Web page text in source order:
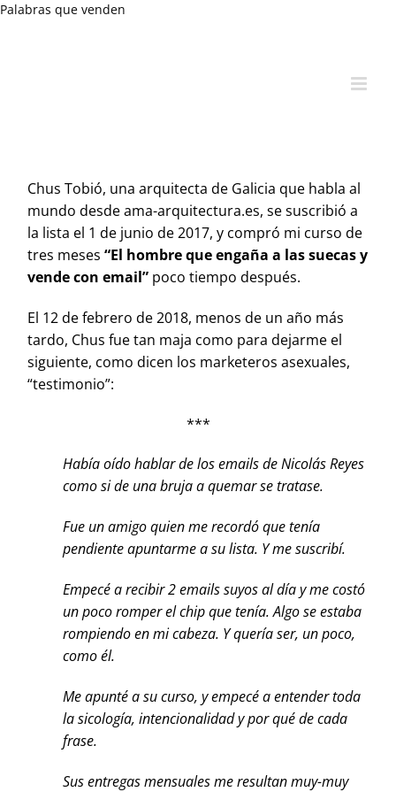
Palabras que venden
Chus Tobió, una arquitecta de Galicia que habla al
mundo desde ama-arquitectura.es, se suscribió a
la lista el 1 de junio de 2017, y compró mi curso de
tres meses “El hombre que engaña a las suecas y
vende con email” poco tiempo después.
El 12 de febrero de 2018, menos de un año más
tardo, Chus fue tan maja como para dejarme el
siguiente, como dicen los marketeros asexuales,
“testimonio”:
***
Había oído hablar de los emails de Nicolás Reyes
como si de una bruja a quemar se tratase.
Fue un amigo quien me recordó que tenía
pendiente apuntarme a su lista. Y me suscribí.
Empecé a recibir 2 emails suyos al día y me costó
un poco romper el chip que tenía. Algo se estaba
rompiendo en mi cabeza. Y quería ser, un poco,
como él.
Me apunté a su curso, y empecé a entender toda
la sicología, intencionalidad y por qué de cada
frase.
Sus entregas mensuales me resultan muy-muy